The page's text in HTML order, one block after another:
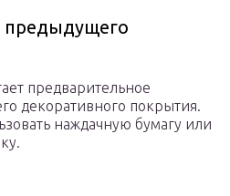
предыдущего
предварительное
декоративного покрытия.
наждачную бумагу или